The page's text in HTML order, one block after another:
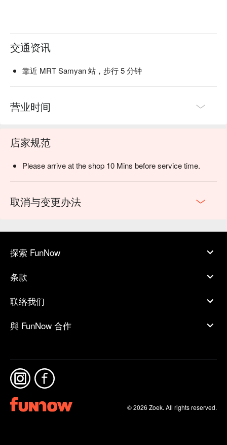
交通资讯
靠近 MRT Samyan 站，步行 5 分钟
营业时间
店家规范
Please arrive at the shop 10 Mins before service time.
取消与变更办法
探索 FunNow
条款
联络我们
與 FunNow 合作
© 2026 Zoek. All rights reserved.